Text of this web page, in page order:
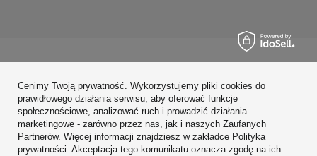
Konto
Regulaminy
Zobacz również
Cenimy Twoją prywatność. Wykorzystujemy pliki cookies do
prawidłowego działania serwisu, aby oferować funkcje
społecznościowe, analizować ruch i prowadzić działania
marketingowe - zarówno przez nas, jak i naszych Zaufanych
Partnerów. Więcej informacji znajdziesz w zakładce Polityka
prywatności. Akceptacja tego komunikatu oznacza zgodę na ich